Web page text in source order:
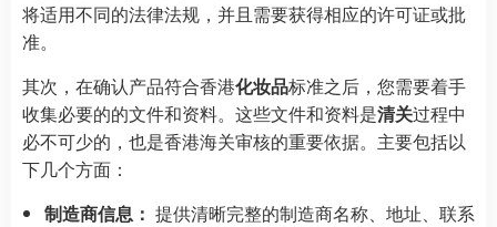
将适用不同的法律法规，并且需要获得相应的许可证或批
准。
其次，在确认产品符合香港化妆品标准之后，您需要着手
收集必要的的文件和资料。这些文件和资料是清关过程中
必不可少的，也是香港海关审核的重要依据。主要包括以
下几个方面：
制造商信息： 提供清晰完整的制造商名称、地址、联系